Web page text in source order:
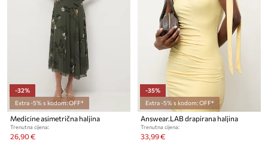
-32%
Extra -5% s kodom: OFF*
Medicine asimetrična haljina
Trenutna cijena:
26,90 €
-35%
Extra -5% s kodom: OFF*
Answear.LAB drapirana haljina
Trenutna cijena:
33,99 €